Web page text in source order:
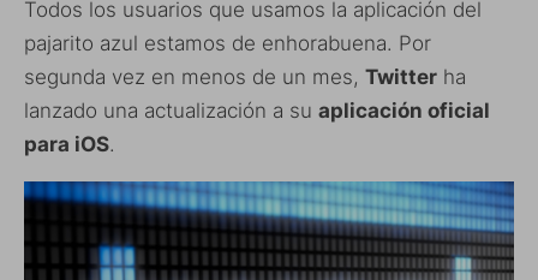
Todos los usuarios que usamos la aplicación del
pajarito azul estamos de enhorabuena. Por
segunda vez en menos de un mes, Twitter ha
lanzado una actualización a su aplicación oficial
para iOS.